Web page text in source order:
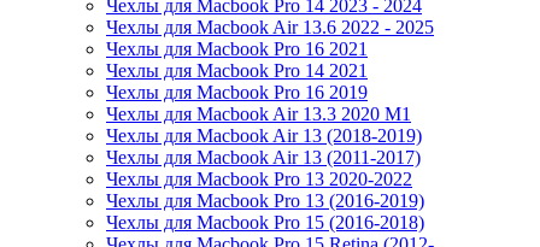
Чехлы для Macbook Pro 14 2023 - 2024
Чехлы для Macbook Air 13.6 2022 - 2025
Чехлы для Macbook Pro 16 2021
Чехлы для Macbook Pro 14 2021
Чехлы для Macbook Pro 16 2019
Чехлы для Macbook Air 13.3 2020 M1
Чехлы для Macbook Air 13 (2018-2019)
Чехлы для Macbook Air 13 (2011-2017)
Чехлы для Macbook Pro 13 2020-2022
Чехлы для Macbook Pro 13 (2016-2019)
Чехлы для Macbook Pro 15 (2016-2018)